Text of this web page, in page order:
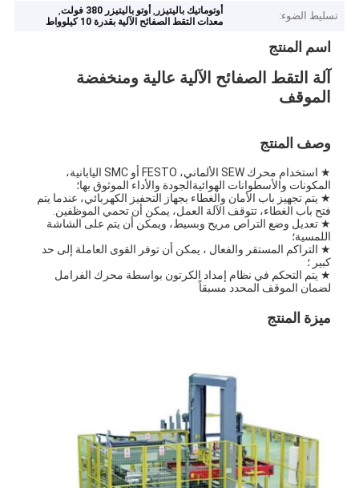
تسليط الضوء:
أوتوماتيك باليتيزر ,أوتو باليتيزر 380 فولت ,
معدات التقط الصفائح الآلية بقدرة 10 كيلوواط
اسم المنتج
آلة التقط الصفائح الآلية عالية ومنخفضة
الموقف
وصف المنتج
★ استخدام محرك SEW الألماني، FESTO أو SMC اليابانية،
المكونات والأسطوانات الهوائيةالجودة والأداء الموثوق بها؛
★ يتم تجهيز باب الأمان والغطاء بجهاز التحفيز الكهربائي، عندما يتم
فتح باب الغطاء، تتوقف الآلة العمل، يمكن أن تحمي الموظفين.
★ تعديل وضع التراص مريح وبسيط، ويمكن أن يتم على الشاشة
اللمسية؛
★ التراكم المستقر والفعال ، يمكن أن توفر القوى العاملة إلى حد
كبير ؛
★ يتم التحكم في نظام إمداد الكرتون بواسطة محرك الفرامل
لضمان الموقف المحدد مسبقاً
ميزة المنتج